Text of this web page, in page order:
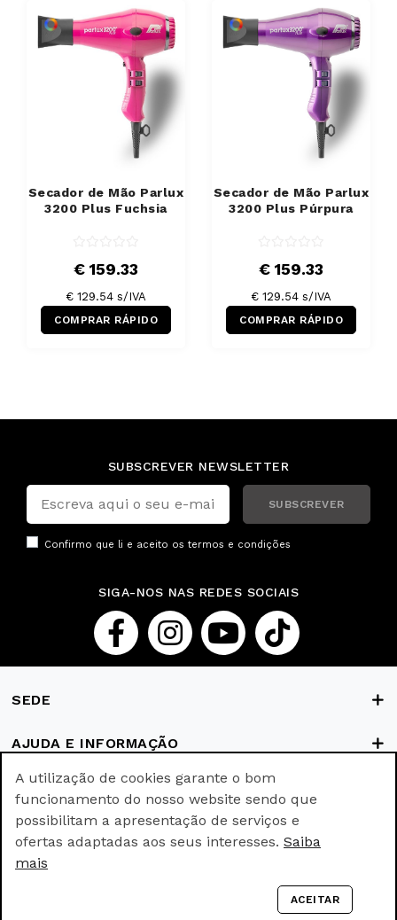
Secador de Mão Parlux
3200 Plus Fuchsia
€ 159.33
€ 129.54 s/IVA
COMPRAR RÁPIDO
Secador de Mão Parlux
3200 Plus Púrpura
€ 159.33
€ 129.54 s/IVA
COMPRAR RÁPIDO
SUBSCREVER NEWSLETTER
SUBSCREVER
Confirmo que li e aceito os termos e condições
SIGA-NOS NAS REDES SOCIAIS
SEDE
AJUDA E INFORMAÇÃO
FORMAS DE PAGAMENTO
webincode.com
A utilização de cookies garante o bom
funcionamento do nosso website sendo que
possibilitam a apresentação de serviços e
ofertas adaptadas aos seus interesses. Saiba
mais
ACEITAR